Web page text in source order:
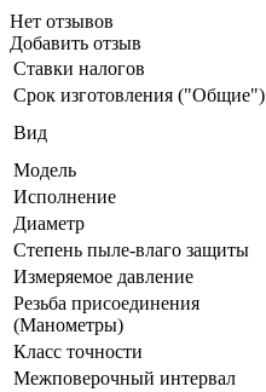
Нет отзывов
Добавить отзыв
Ставки налогов
Срок изготовления ("Общие")
Вид
Модель
Исполнение
Диаметр
Степень пыле-влаго защиты
Измеряемое давление
Резьба присоединения
(Манометры)
Класс точности
Межповерочный интервал